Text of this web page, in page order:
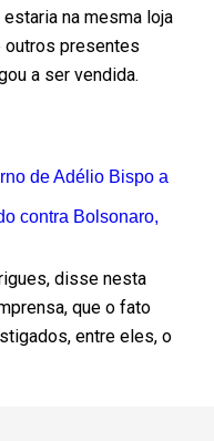
na mesma loja
outros presentes
a ser vendida.
de Adélio Bispo a
contra Bolsonaro,
disse nesta
que o fato
entre eles, o